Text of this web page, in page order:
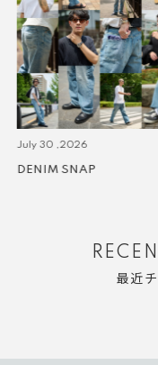
July 30 ,2026
DENIM SNAP
最近